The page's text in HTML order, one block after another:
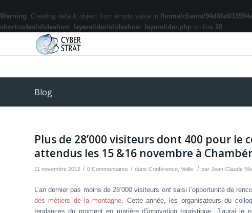
Warning: Creating default object from empty value in /home/clients/
shortcodes/slideshow_layerslider/slideshow_layerslider.php on line 28
Blog
Plus de 28’000 visiteurs dont 400 pour
attendus les 15 &16 novembre à
11 novembre 2012 / 0 Commentaires / dans Conférence Veille / par Jean-Claude
L’an dernier pas moins de 28’000 visiteurs ont saisi l’opportunité de
des métiers de la montagne. Cette année, les organisateurs du
tendances du moment en matière d’innovation touristique. J’aurai